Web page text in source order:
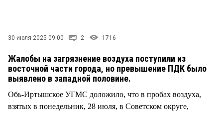
30 июля 2025 09:00 2 1716
Жалобы на загрязнение воздуха поступили из
восточной части города, но превышение ПДК было
выявлено в западной половине.
Обь-Иртышское УГМС доложило, что в пробах воздуха,
взятых в понедельник, 28 июля, в Советском округе,